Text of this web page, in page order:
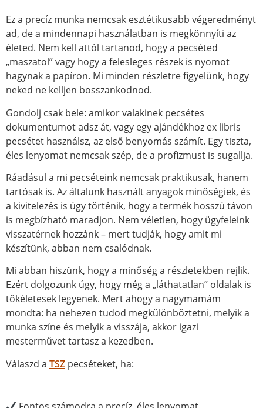
Ez a precíz munka nemcsak esztétikusabb végeredményt
ad, de a mindennapi használatban is megkönnyíti az
életed. Nem kell attól tartanod, hogy a pecséted
„maszatol” vagy hogy a felesleges részek is nyomot
hagynak a papíron. Mi minden részletre figyelünk, hogy
neked ne kelljen bosszankodnod.
Gondolj csak bele: amikor valakinek pecsétes
dokumentumot adsz át, vagy egy ajándékhoz ex libris
pecsétet használsz, az első benyomás számít. Egy tiszta,
éles lenyomat nemcsak szép, de a profizmust is sugallja.
Ráadásul a mi pecséteink nemcsak praktikusak, hanem
tartósak is. Az általunk használt anyagok minőségiek, és
a kivitelezés is úgy történik, hogy a termék hosszú távon
is megbízható maradjon. Nem véletlen, hogy ügyfeleink
visszatérnek hozzánk – mert tudják, hogy amit mi
készítünk, abban nem csalódnak.
Mi abban hiszünk, hogy a minőség a részletekben rejlik.
Ezért dolgozunk úgy, hogy még a „láthatatlan” oldalak is
tökéletesek legyenek. Mert ahogy a nagymamám
mondta: ha nehezen tudod megkülönböztetni, melyik a
munka színe és melyik a visszája, akkor igazi
mesterművet tartasz a kezedben.
Válaszd a TSZ pecséteket, ha: